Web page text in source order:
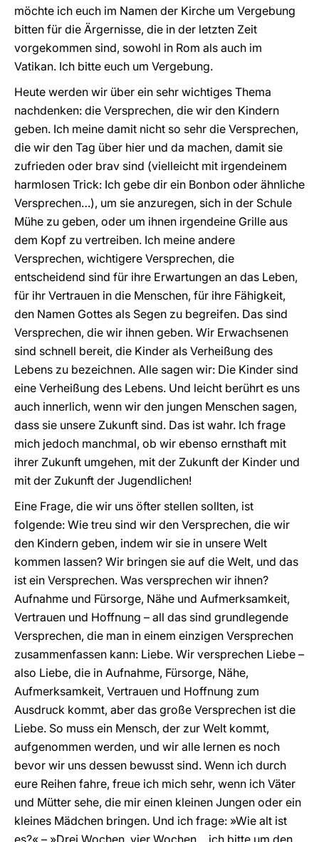
möchte ich euch im Namen der Kirche um Vergebung
bitten für die Ärgernisse, die in der letzten Zeit
vorgekommen sind, sowohl in Rom als auch im
Vatikan. Ich bitte euch um Vergebung.
Heute werden wir über ein sehr wichtiges Thema
nachdenken: die Versprechen, die wir den Kindern
geben. Ich meine damit nicht so sehr die Versprechen,
die wir den Tag über hier und da machen, damit sie
zufrieden oder brav sind (vielleicht mit irgendeinem
harmlosen Trick: Ich gebe dir ein Bonbon oder ähnliche
Versprechen…), um sie anzuregen, sich in der Schule
Mühe zu geben, oder um ihnen irgendeine Grille aus
dem Kopf zu vertreiben. Ich meine andere
Versprechen, wichtigere Versprechen, die
entscheidend sind für ihre Erwartungen an das Leben,
für ihr Vertrauen in die Menschen, für ihre Fähigkeit,
den Namen Gottes als Segen zu begreifen. Das sind
Versprechen, die wir ihnen geben. Wir Erwachsenen
sind schnell bereit, die Kinder als Verheißung des
Lebens zu bezeichnen. Alle sagen wir: Die Kinder sind
eine Verheißung des Lebens. Und leicht berührt es uns
auch innerlich, wenn wir den jungen Menschen sagen,
dass sie unsere Zukunft sind. Das ist wahr. Ich frage
mich jedoch manchmal, ob wir ebenso ernsthaft mit
ihrer Zukunft umgehen, mit der Zukunft der Kinder und
mit der Zukunft der Jugendlichen!
Eine Frage, die wir uns öfter stellen sollten, ist
folgende: Wie treu sind wir den Versprechen, die wir
den Kindern geben, indem wir sie in unsere Welt
kommen lassen? Wir bringen sie auf die Welt, und das
ist ein Versprechen. Was versprechen wir ihnen?
Aufnahme und Fürsorge, Nähe und Aufmerksamkeit,
Vertrauen und Hoffnung – all das sind grundlegende
Versprechen, die man in einem einzigen Versprechen
zusammenfassen kann: Liebe. Wir versprechen Liebe –
also Liebe, die in Aufnahme, Fürsorge, Nähe,
Aufmerksamkeit, Vertrauen und Hoffnung zum
Ausdruck kommt, aber das große Versprechen ist die
Liebe. So muss ein Mensch, der zur Welt kommt,
aufgenommen werden, und wir alle lernen es noch
bevor wir uns dessen bewusst sind. Wenn ich durch
eure Reihen fahre, freue ich mich sehr, wenn ich Väter
und Mütter sehe, die mir einen kleinen Jungen oder ein
kleines Mädchen bringen. Und ich frage: »Wie alt ist
es?« – »Drei Wochen, vier Wochen… ich bitte um den